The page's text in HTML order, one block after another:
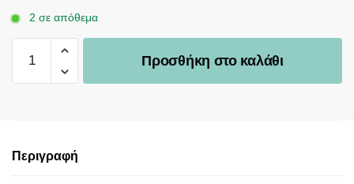
2 σε απόθεμα
Προσθήκη στο καλάθι
Περιγραφή